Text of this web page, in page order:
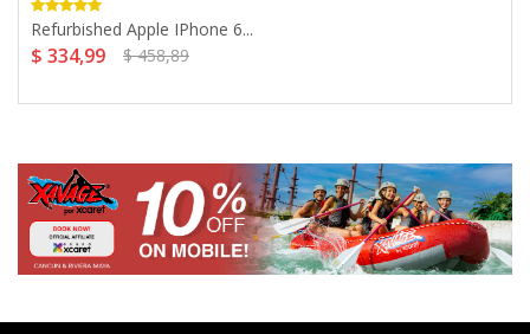
Refurbished Apple IPhone 6...
$ 334,99 $ 458,89